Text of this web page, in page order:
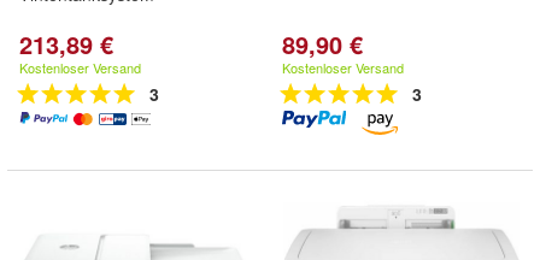
213,89 €
Kostenloser Versand
3
89,90 €
Kostenloser Versand
3